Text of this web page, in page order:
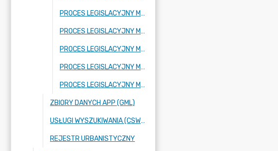
PROCES LEGISLACYJNY MPZP OBEJMUJĄCY FRAGMENT MIEJSCOWOŚCI KORYTÓW A
PROCES LEGISLACYJNY MPZP OBEJMUJĄCY FRAGMENT MIEJSCOWOŚCI FRAGMENT MIEJSCOWOŚCI KURANÓW
PROCES LEGISLACYJNY MPZP OBEJMUJĄCY FRAGMENT MIEJSCOWOŚCI NOWE BUDY ORAZ FRAGMENT MIEJSCOWOŚCI BUDY JÓZEFOWSKIE
PROCES LEGISLACYJNY MPZP OBEJMUJĄCY FRAGMENTY MIEJSCOWOŚCI: KUKLÓWKA ZARZECZNA ORAZ BUDY JÓZEFOWSKIE
PROCES LEGISLACYJNY MPZP OBEJMUJĄCY FRAGMENT MIEJSCOWOŚCI NOWE BUDY
ZBIORY DANYCH APP (GML)
USŁUGI WYSZUKIWANIA (CSW), PRZEGLĄDANIA (WMS) ORAZ POBIERANIA (WFS),
REJESTR URBANISTYCZNY